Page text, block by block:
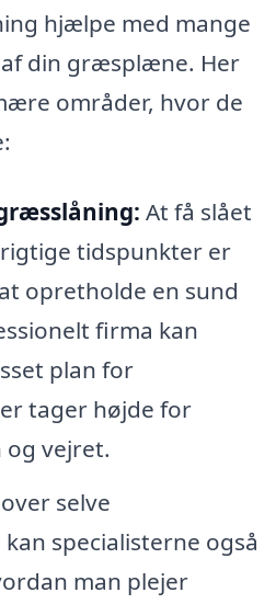
hjælpe med mange
din græsplæne. Her
områder, hvor de
At få slået
tidspunkter er
opretholde en sund
firma kan
plan for
tager højde for
vejret.
selve
specialisterne også
man plejer